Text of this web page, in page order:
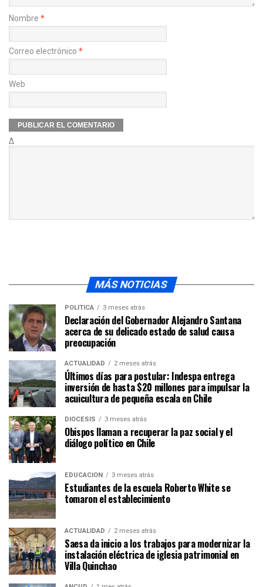
Nombre *
Correo electrónico *
Web
Δ
MÁS NOTICIAS
POLÍTICA 3 meses atrás
Declaración del Gobernador Alejandro Santana
acerca de su delicado estado de salud causa
preocupación
ACTUALIDAD 2 meses atrás
Últimos días para postular: Indespa entrega
inversión de hasta $20 millones para impulsar la
acuicultura de pequeña escala en Chile
DIÓCESIS 3 meses atrás
Obispos llaman a recuperar la paz social y el
diálogo político en Chile
EDUCACIÓN 3 meses atrás
Estudiantes de la escuela Roberto White se
tomaron el establecimiento
ACTUALIDAD 2 meses atrás
Saesa da inicio a los trabajos para modernizar la
instalación eléctrica de iglesia patrimonial en
Villa Quinchao